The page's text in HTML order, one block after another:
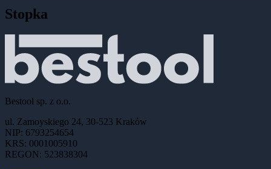
Stopka
Bestool sp. z o.o.
ul. Zamoyskiego 24, 30-523 Kraków
NIP: 6793254654
KRS: 0001005910
REGON: 523838304